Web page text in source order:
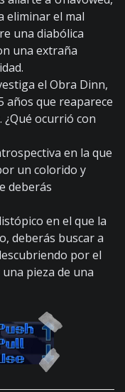
eliminar el mal
una diabólica
una extraña
el Obra Dinn,
años que reaparece
ocurrió con
en la que
un colorido y
deberás
en el que la
deberás buscar a
por el
pieza de una